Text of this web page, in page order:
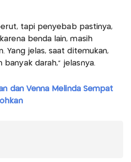
tapi penyebab pastinya,
benda lain, masih
Yang jelas, saat ditemukan,
banyak darah," jelasnya.
dan Venna Melinda Sempat